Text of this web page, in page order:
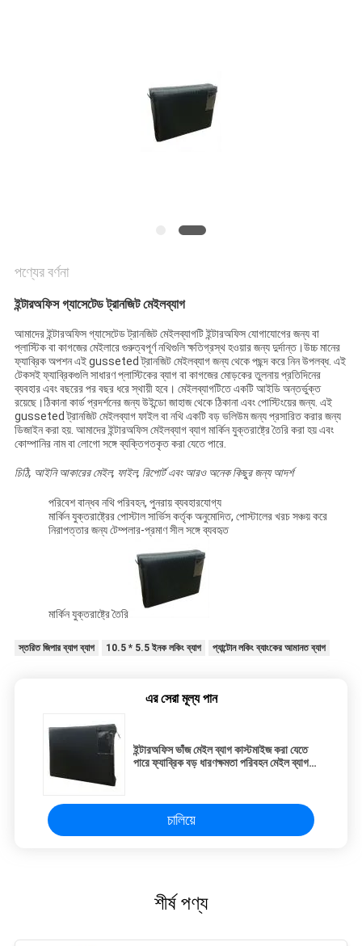
পণ্যের বর্ণনা
ইন্টারঅফিস গ্যাসেটেড ট্রানজিট মেইলব্যাগ
আমাদের ইন্টারঅফিস গ্যাসেটেড ট্রানজিট মেইলব্যাগটি ইন্টারঅফিস যোগাযোগের জন্য বা
প্লাস্টিক বা কাগজের মেইলারে গুরুত্বপূর্ণ নথিগুলি ক্ষতিগ্রস্থ হওয়ার জন্য দুর্দান্ত।উচ্চ মানের
ফ্যাব্রিক অপশন এই gusseted ট্রানজিট মেইলব্যাগ জন্য থেকে পছন্দ করে নিন উপলব্ধ. এই
টেকসই ফ্যাব্রিকগুলি সাধারণ প্লাস্টিকের ব্যাগ বা কাগজের মোড়কের তুলনায় প্রতিদিনের
ব্যবহার এবং বছরের পর বছর ধরে স্থায়ী হবে। মেইলব্যাগটিতে একটি আইডি অন্তর্ভুক্ত
রয়েছে।ঠিকানা কার্ড প্রদর্শনের জন্য উইন্ডো জাহাজ থেকে ঠিকানা এবং পোস্টিংয়ের জন্য. এই
gusseted ট্রানজিট মেইলব্যাগ ফাইল বা নথি একটি বড় ভলিউম জন্য প্রসারিত করার জন্য
ডিজাইন করা হয়. আমাদের ইন্টারঅফিস মেইলব্যাগ ব্যাগ মার্কিন যুক্তরাষ্ট্রে তৈরি করা হয় এবং
কোম্পানির নাম বা লোগো সঙ্গে ব্যক্তিগতকৃত করা যেতে পারে.
চিঠি, আইনি আকারের মেইল, ফাইল, রিপোর্ট এবং আরও অনেক কিছুর জন্য আদর্শ
পরিবেশ বান্ধব নথি পরিবহন, পুনরায় ব্যবহারযোগ্য
মার্কিন যুক্তরাষ্ট্রের পোস্টাল সার্ভিস কর্তৃক অনুমোদিত, পোস্টালের খরচ সঞ্চয় করে
নিরাপত্তার জন্য টেম্পলার-প্রমাণ সীল সঙ্গে ব্যবহৃত
মার্কিন যুক্তরাষ্ট্রে তৈরি
স্তরিত জিপার ব্যাগ ব্যাগ 10.5 * 5.5 ইনক লকিং ব্যাগ প্যান্টোন লকিং ব্যাংকের আমানত ব্যাগ
এর সেরা মূল্য পান
ইন্টারঅফিস ভাঁজ মেইল ব্যাগ কাস্টমাইজ করা যেতে
পারে ফ্যাব্রিক বড় ধারণক্ষমতা পরিবহন মেইল ব্যাগ
চালিয়ে
শীর্ষ পণ্য